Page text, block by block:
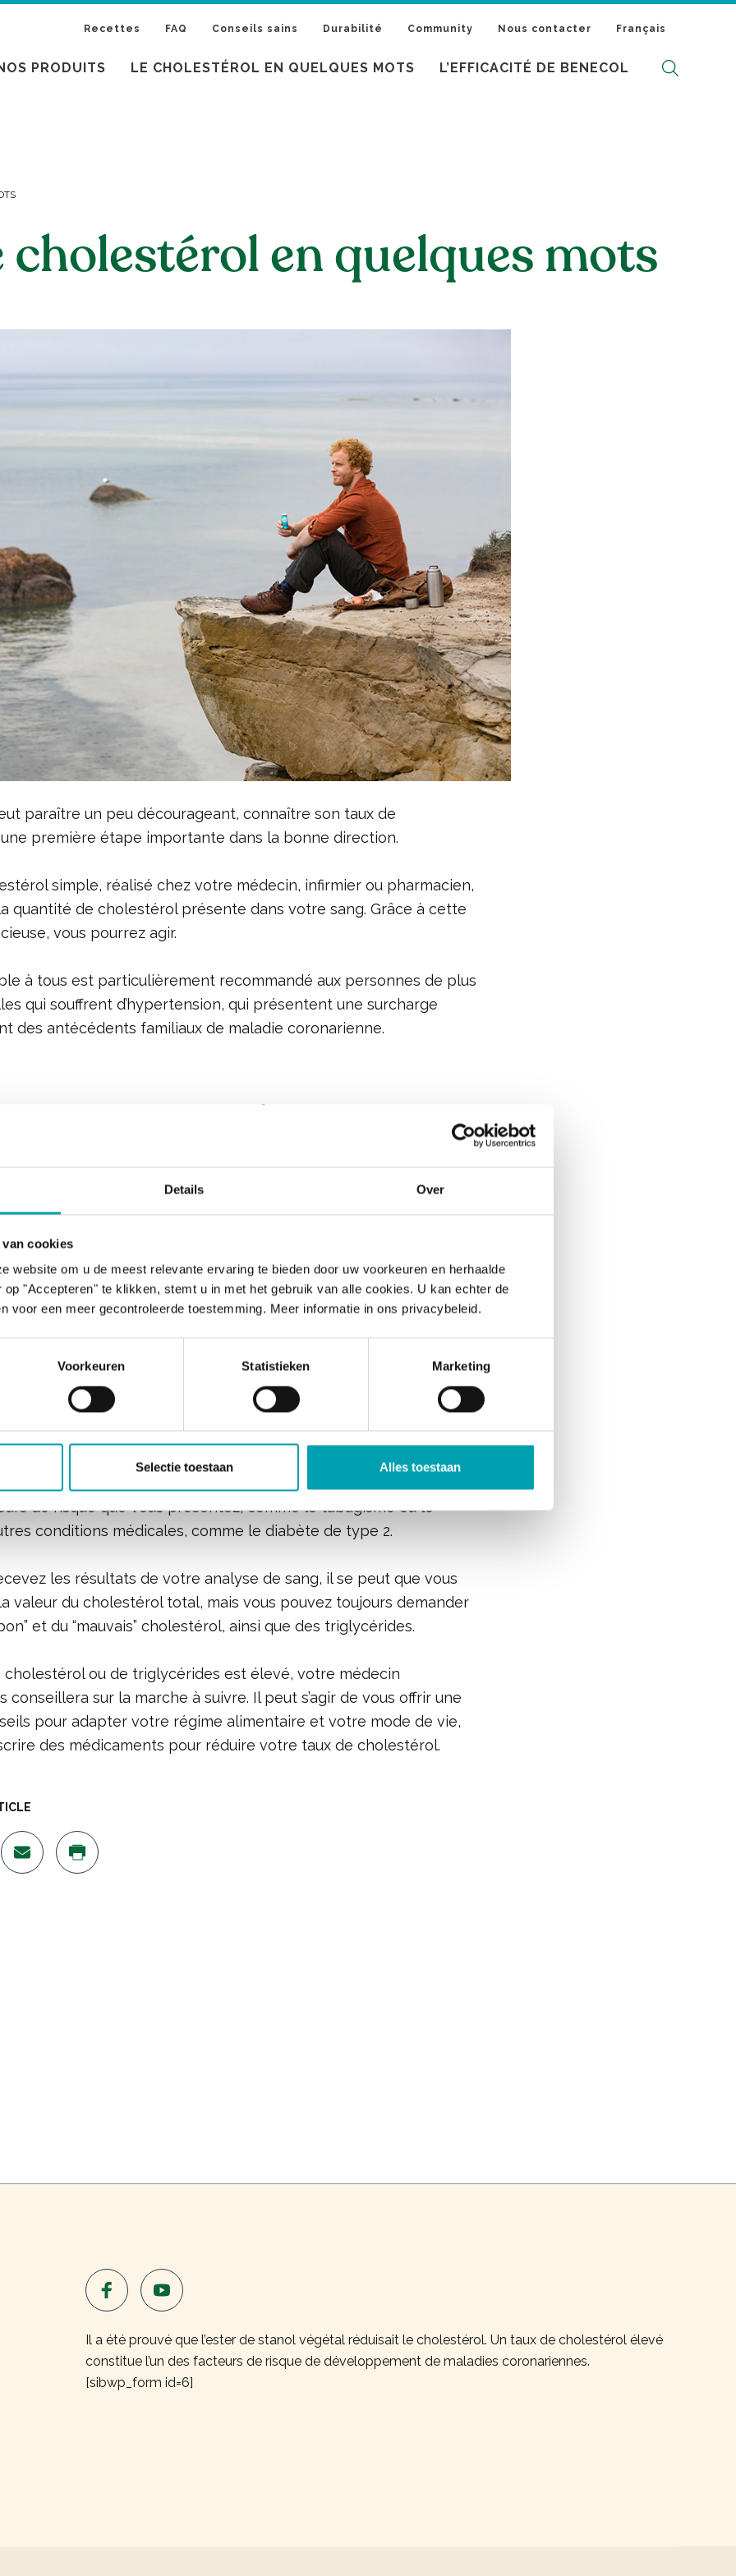
Details Over
cookies
website om u de meest relevante ervaring te bieden door uw voorkeuren en herhaalde
op "Accepteren" te klikken, stemt u in met het gebruik van alle cookies. U kan echter de
voor een meer gecontroleerde toestemming. Meer informatie in ons privacybeleid.
Voorkeuren Statistieken Marketing
Selectie toestaan Alles toestaan
Recettes FAQ Conseils sains Durabilité Community Nous contacter Français
PRODUITS LE CHOLESTÉROL EN QUELQUES MOTS L’EFFICACITÉ DE BENECOL
en quelques mots
paraître un peu décourageant, connaître son taux de
première étape importante dans la bonne direction.
simple, réalisé chez votre médecin, infirmier ou pharmacien,
quantité de cholestérol présente dans votre sang. Grâce à cette
vous pourrez agir.
à tous est particulièrement recommandé aux personnes de plus
qui souffrent d’hypertension, qui présentent une surcharge
des antécédents familiaux de maladie coronarienne.
ce qu’un taux de
sain ?
en mmol/l.
aux adultes en bonne santé d’avoir un taux de cholestérol total
L. Le cholestérol total comprend le LDL (mauvais cholestérol)
Le risque de maladie coronarienne est
élevé si vous avez un taux élevé de cholestérol LDL et un faible
HDL. Les niveaux individuels de cholestérol LDL et HDL varient
sera en mesure de vous donner des conseils spécifiques en
résultats.
de risque que vous présentez, comme le tabagisme ou le
conditions médicales, comme le diabète de type 2.
les résultats de votre analyse de sang, il se peut que vous
valeur du cholestérol total, mais vous pouvez toujours demander
et du “mauvais” cholestérol, ainsi que des triglycérides.
cholestérol ou de triglycérides est élevé, votre médecin
conseillera sur la marche à suivre. Il peut s’agir de vous offrir une
pour adapter votre régime alimentaire et votre mode de vie,
des médicaments pour réduire votre taux de cholestérol.
Il a été prouvé que l’ester de stanol végétal réduisait le cholestérol. Un taux de cholestérol élevé
constitue l’un des facteurs de risque de développement de maladies coronariennes.
[sibwp_form id=6]